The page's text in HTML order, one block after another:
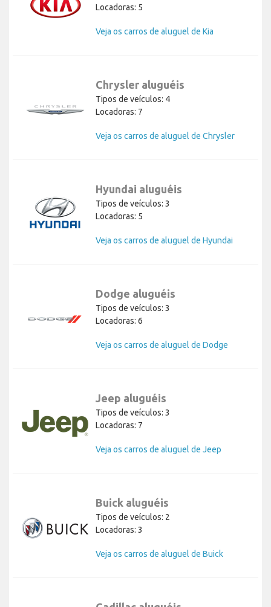
Locadoras: 5
Veja os carros de aluguel de Kia
Chrysler aluguéis
Tipos de veículos: 4
Locadoras: 7
Veja os carros de aluguel de Chrysler
Hyundai aluguéis
Tipos de veículos: 3
Locadoras: 5
Veja os carros de aluguel de Hyundai
Dodge aluguéis
Tipos de veículos: 3
Locadoras: 6
Veja os carros de aluguel de Dodge
Jeep aluguéis
Tipos de veículos: 3
Locadoras: 7
Veja os carros de aluguel de Jeep
Buick aluguéis
Tipos de veículos: 2
Locadoras: 3
Veja os carros de aluguel de Buick